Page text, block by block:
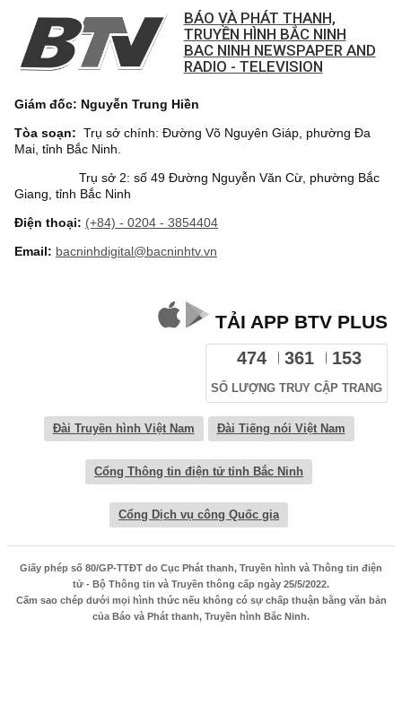
BÁO VÀ PHÁT THANH,
TRUYỀN HÌNH BẮC NINH
BAC NINH NEWSPAPER AND
RADIO - TELEVISION
Giám đốc: Nguyễn Trung Hiền
Tòa soạn: Trụ sở chính: Đường Võ Nguyên Giáp, phường Đa
Mai, tỉnh Bắc Ninh.
Trụ sở 2: số 49 Đường Nguyễn Văn Cừ, phường Bắc
Giang, tỉnh Bắc Ninh
Điện thoại: (+84) - 0204 - 3854404
Email: bacninhdigital@bacninhtv.vn
TẢI APP BTV PLUS
474 361 153
SỐ LƯỢNG TRUY CẬP TRANG
Đài Truyền hình Việt Nam Đài Tiếng nói Việt Nam
Cổng Thông tin điện tử tỉnh Bắc Ninh
Cổng Dịch vụ công Quốc gia
Giấy phép số 80/GP-TTĐT do Cục Phát thanh, Truyền hình và Thông tin điện
tử - Bộ Thông tin và Truyền thông cấp ngày 25/5/2022.
Cấm sao chép dưới mọi hình thức nếu không có sự chấp thuận bằng văn bản
của Báo và Phát thanh, Truyền hình Bắc Ninh.